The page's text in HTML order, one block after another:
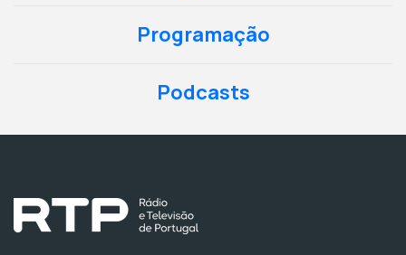
Programação
Podcasts